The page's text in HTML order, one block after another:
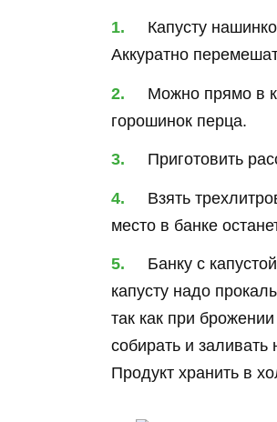
Капусту
Аккуратно
Можно прямо в
горошинок перца.
Приготовить
Взять
место в банке
Банку с
капусту надо
так как при
собирать и заливать
Продукт хранить в